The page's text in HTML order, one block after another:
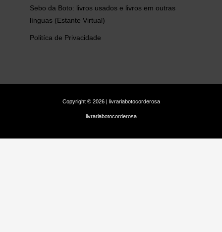
Sebo da Boto: livros usados e livros em outras
línguas (Estante Virtual)
Politíca de Privacidade
Copyright © 2026 | livrariabotocorderosa
livrariabotocorderosa